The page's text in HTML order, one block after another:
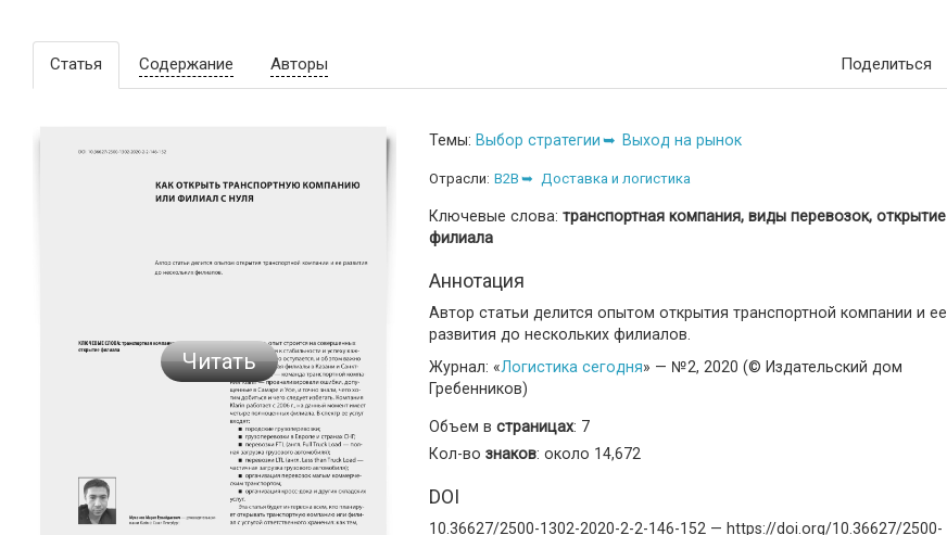
Статья Содержание Авторы Поделиться
Читать
Темы: Выбор стратегии Выход на рынок
Отрасли: B2B Доставка и логистика
Ключевые слова: транспортная компания, виды перевозок, открытие
филиала
Аннотация
Автор статьи делится опытом открытия транспортной компании и ее
развития до нескольких филиалов.
Журнал: «Логистика сегодня» — №2, 2020 (© Издательский дом
Гребенников)
Объем в страницах: 7
Кол-во знаков: около 14,672
DOI
10.36627/2500-1302-2020-2-2-146-152 — https://doi.org/10.36627/2500-